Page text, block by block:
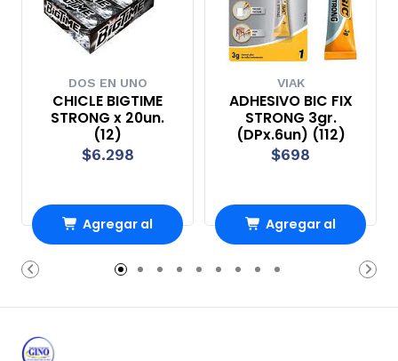
DOS EN UNO
CHICLE BIGTIME
STRONG x 20un.
(12)
$6.298
Agregar al
Carro
VIAK
ADHESIVO BIC FIX
STRONG 3gr.
(DPx.6un) (112)
$698
Agregar al
Carro